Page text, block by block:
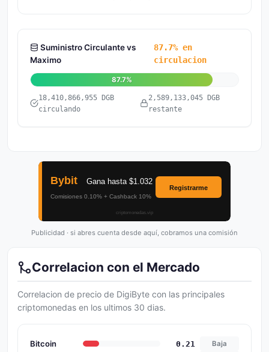
Suministro Circulante vs
Maximo
87.7% en
circulacion
87.7%
18,410,866,955 DGB
circulando
2,589,133,045 DGB
restante
Publicidad · si abres cuenta desde aquí, cobramos una comisión
Correlacion con el Mercado
Correlacion de precio de DigiByte con las principales
criptomonedas en los ultimos 30 dias.
Bitcoin 0.21 Baja